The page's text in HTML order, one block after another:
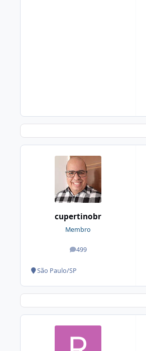
cupertinobr
Membro
499
posts
São Paulo/SP